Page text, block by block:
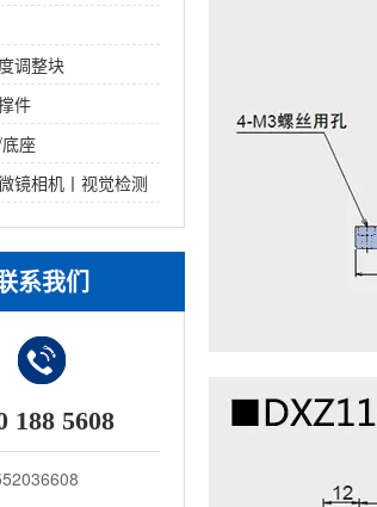
调整块
件
座
镜相机丨视觉检测
系我们
188 5608